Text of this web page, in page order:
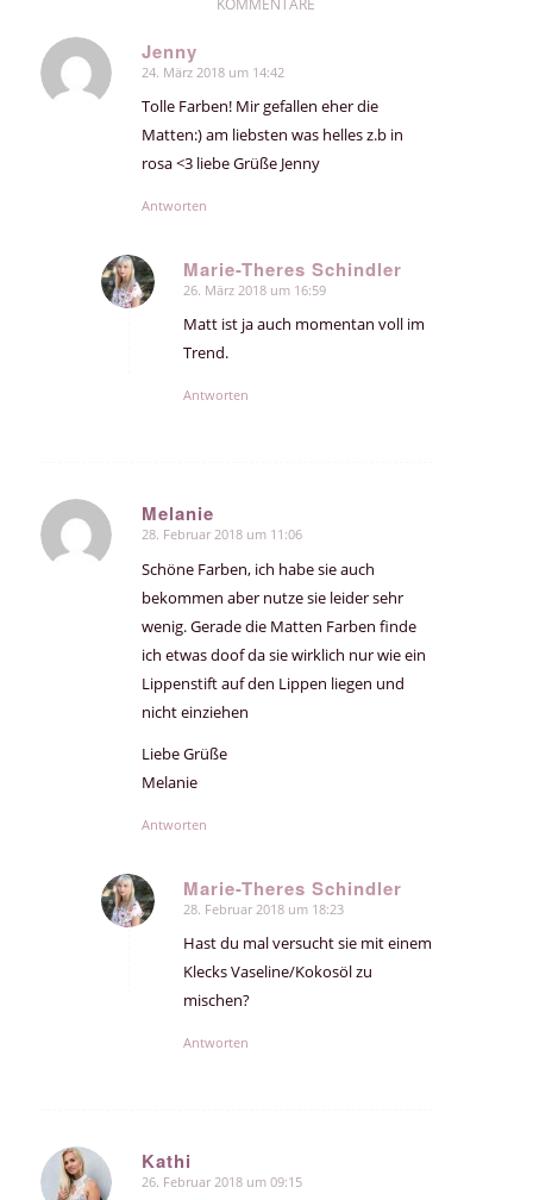
KOMMENTARE
Jenny
sagte:
24. März 2018 um 14:42
Tolle Farben! Mir gefallen eher die
Matten:) am liebsten was helles z.b in
rosa <3 liebe Grüße Jenny
Antworten
Marie-Theres Schindler
sagte:
26. März 2018 um 16:59
Matt ist ja auch momentan voll im
Trend.
Antworten
Melanie
sagte:
28. Februar 2018 um 11:06
Schöne Farben, ich habe sie auch
bekommen aber nutze sie leider sehr
wenig. Gerade die Matten Farben finde
ich etwas doof da sie wirklich nur wie ein
Lippenstift auf den Lippen liegen und
nicht einziehen
Liebe Grüße
Melanie
Antworten
Marie-Theres Schindler
sagte:
28. Februar 2018 um 18:23
Hast du mal versucht sie mit einem
Klecks Vaseline/Kokosöl zu
mischen?
Antworten
Kathi
sagte:
26. Februar 2018 um 09:15